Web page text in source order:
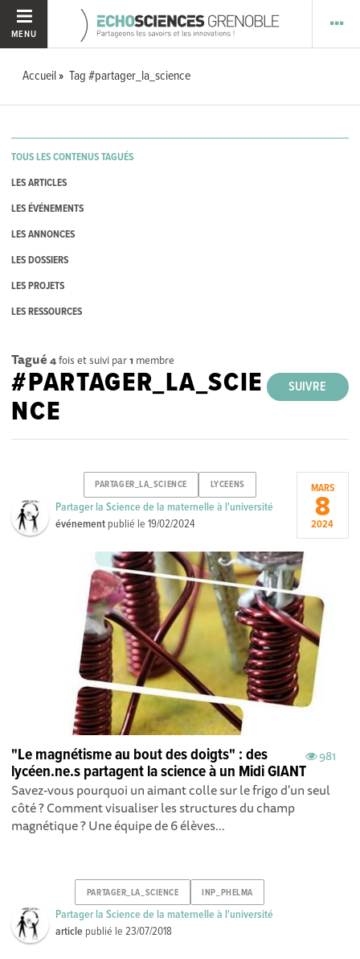
MENU
Accueil Tag #partager_la_science
TOUS LES CONTENUS TAGUÉS
LES ARTICLES
LES ÉVÉNEMENTS
LES ANNONCES
LES DOSSIERS
LES PROJETS
LES RESSOURCES
Tagué 4fois et suivi par1 membre
SUIVRE
#PARTAGER_LA_SCIE
NCE
PARTAGER_LA_SCIENCE LYCEENS
Partager la Science de la maternelle à l'université
événement publié le19/02/2024
MARS
8
2024
981
"Le magnétisme au bout des doigts" : des
lycéen.ne.s partagent la science à un Midi GIANT
Savez-vous pourquoi un aimant colle sur le frigo d'un seul
côté ? Comment visualiser les structures du champ
magnétique ? Une équipe de 6 élèves...
PARTAGER_LA_SCIENCE INP_PHELMA
Partager la Science de la maternelle à l'université
article publié le23/07/2018